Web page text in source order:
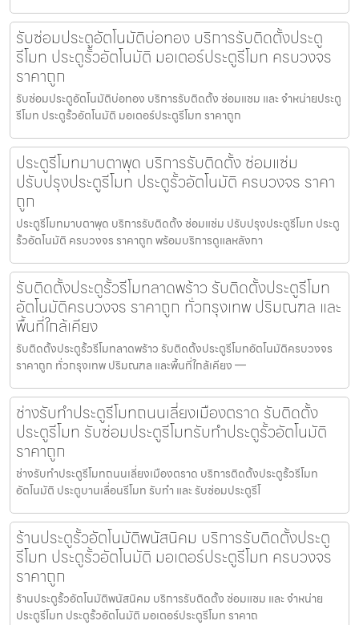
รับซ่อมประตูอัตโนมัติบ่อทอง บริการรับติดตั้งประตู
รีโมท ประตูรั้วอัตโนมัติ มอเตอร์ประตูรีโมท ครบวงจร
ราคาถูก
รับซ่อมประตูอัตโนมัติบ่อทอง บริการรับติดตั้ง ซ่อมแซม และ จำหน่ายประตู
รีโมท ประตูรั้วอัตโนมัติ มอเตอร์ประตูรีโมท ราคาถูก
ประตูรีโมทมาบตาพุด บริการรับติดตั้ง ซ่อมแซ่ม
ปรับปรุงประตูรีโมท ประตูรั้วอัตโนมัติ ครบวงจร ราคา
ถูก
ประตูรีโมทมาบตาพุด บริการรับติดตั้ง ซ่อมแซ่ม ปรับปรุงประตูรีโมท ประตู
รั้วอัตโนมัติ ครบวงจร ราคาถูก พร้อมบริการดูแลหลังกา
รับติดตั้งประตูรั้วรีโมทลาดพร้าว รับติดตั้งประตูรีโมท
อัตโนมัติครบวงจร ราคาถูก ทั่วกรุงเทพ ปริมณฑล และ
พื้นที่ใกล้เคียง
รับติดตั้งประตูรั้วรีโมทลาดพร้าว รับติดตั้งประตูรีโมทอัตโนมัติครบวงจร
ราคาถูก ทั่วกรุงเทพ ปริมณฑล และพื้นที่ใกล้เคียง —
ช่างรับทำประตูรีโมทถนนเลี่ยงเมืองตราด รับติดตั้ง
ประตูรีโมท รับซ่อมประตูรีโมทรับทำประตูรั้วอัตโนมัติ
ราคาถูก
ช่างรับทำประตูรีโมทถนนเลี่ยงเมืองตราด บริการติดตั้งประตูรั้วรีโมท
อัตโนมัติ ประตูบานเลื่อนรีโมท รับทำ และ รับซ่อมประตูรีโ
ร้านประตูรั้วอัตโนมัติพนัสนิคม บริการรับติดตั้งประตู
รีโมท ประตูรั้วอัตโนมัติ มอเตอร์ประตูรีโมท ครบวงจร
ราคาถูก
ร้านประตูรั้วอัตโนมัติพนัสนิคม บริการรับติดตั้ง ซ่อมแซม และ จำหน่าย
ประตูรีโมท ประตูรั้วอัตโนมัติ มอเตอร์ประตูรีโมท ราคาถ